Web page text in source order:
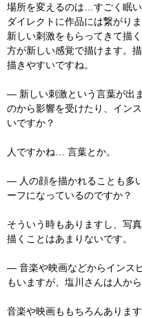
場所を変えるのは…すごく眠
ダイレクトに作品には繋がり
新しい刺激をもらってきて描
方が新しい感覚で描けます。
描きやすいですね。
― 新しい刺激という言葉が出
のから影響を受けたり、イン
いですか？
人ですかね… 言葉とか。
― 人の顔を描かれることも多
ーフになっているのですか？
そういう時もありますし、写
描くことはあまりないです。
― 音楽や映画などからインス
もいますが、塩川さんは人か
音楽や映画ももちろんありま